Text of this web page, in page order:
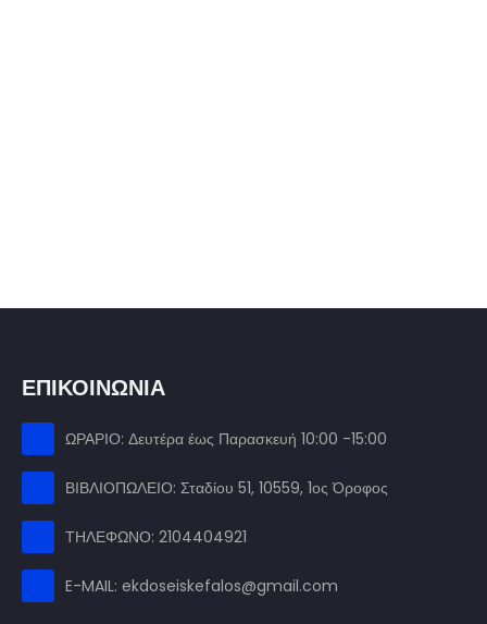
ΕΠΙΚΟΙΝΩΝΙΑ
ΩΡΑΡΙΟ: Δευτέρα έως Παρασκευή 10:00 -15:00
ΒΙΒΛΙΟΠΩΛΕΙΟ: Σταδίου 51, 10559, 1ος Όροφος
ΤΗΛΕΦΩΝΟ: 2104404921
E-MAIL: ekdoseiskefalos@gmail.com